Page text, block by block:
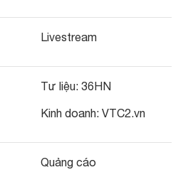
Livestream
Tư liệu: 36HN
Kinh doanh: VTC2.vn
Quảng cáo